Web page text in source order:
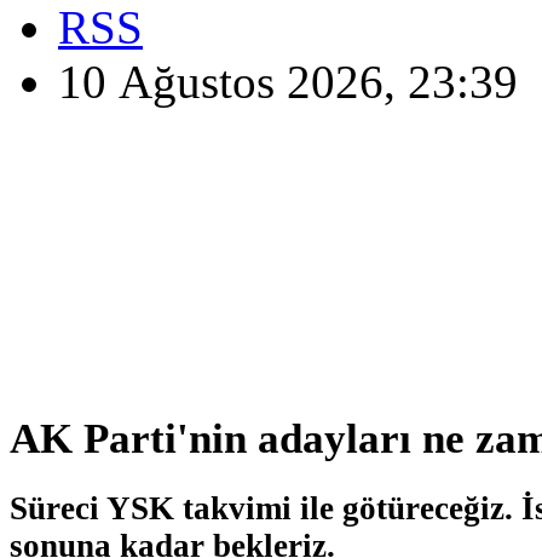
RSS
10 Ağustos 2026, 23:39
AK Parti'nin adayları ne
Süreci YSK takvimi ile götüreceğiz.
sonuna kadar bekleriz.